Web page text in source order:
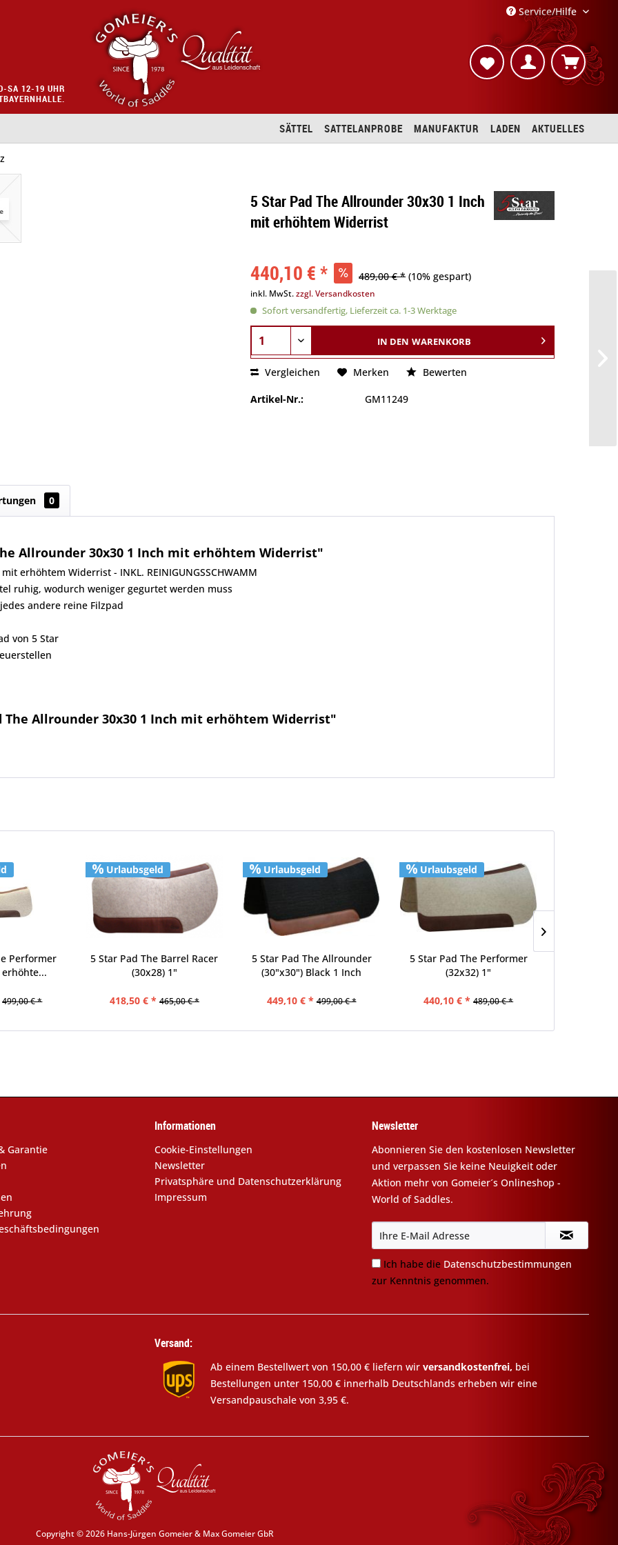
Service/Hilfe
SA 12-19 UHR
AKTUELLES
LADEN
MANUFAKTUR
SATTELANPROBE
SÄTTEL
5 Star Pad The Allrounder 30x30 1 Inch
mit erhöhtem Widerrist
440,10 € * 489,00 € * (10% gespart)
inkl. MwSt.zzgl. Versandkosten
Sofort versandfertig, Lieferzeit ca. 1-3 Werktage
IN DEN WARENKORB
Vergleichen Merken Bewerten
Artikel-Nr.: GM11249
0
Allrounder 30x30 1 Inch mit erhöhtem Widerrist"
erhöhtem Widerrist - INKL. REINIGUNGSSCHWAMM
ruhig, wodurch weniger gegurtet werden muss
andere reine Filzpad
von 5 Star
Allrounder 30x30 1 Inch mit erhöhtem Widerrist"
Performer
erhöhte...
499,00 € *
Urlaubsgeld
5 Star Pad The Barrel Racer
(30x28) 1"
418,50 € * 465,00 € *
Urlaubsgeld
5 Star Pad The Allrounder
(30"x30") Black 1 Inch
449,10 € * 499,00 € *
Urlaubsgeld
5 Star Pad The Performer
(32x32) 1"
440,10 € * 489,00 € *
Garantie
Informationen
Cookie-Einstellungen
Newsletter
Privatsphäre und Datenschutzerklärung
Impressum
Newsletter
Abonnieren Sie den kostenlosen Newsletter
und verpassen Sie keine Neuigkeit oder
Aktion mehr von Gomeier´s Onlineshop -
World of Saddles.
Ich habe die Datenschutzbestimmungen
zur Kenntnis genommen.
Versand:
Ab einem Bestellwert von 150,00 € liefern wir versandkostenfrei, bei
Bestellungen unter 150,00 € innerhalb Deutschlands erheben wir eine
Versandpauschale von 3,95 €.
Copyright © 2026 Hans-Jürgen Gomeier & Max Gomeier GbR